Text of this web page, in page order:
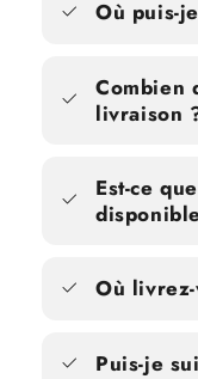
Où puis-
Combien
livraison
Est-ce
Où
Puis-je